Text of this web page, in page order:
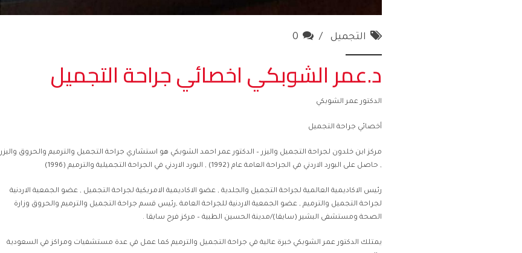
التجميل 0
د.عمر الشوبكي اخصائي جراحة التجميل
الدكتور عمر الشوبكي
أخصائي جراحة التجميل
مركز ابن خلدون لجراحة التجميل واليزر – الدكتور عمر احمد الشوبكي هو استشاري جراحة التجميل والترميم والحروق واليزر
, حاصل على البورد الاردني في الجراحة العامة عام (1992) , البورد الاردني في الجراحة التجميلية والترميم (1996)
رئيس الاكاديمية العالمية لجراحة التجميل والجلدية , عضو الاكاديمية الامريكية لجراحة التجميل , عضو الجمعية الاردنية
لجراحة التجميل والترميم , عضو الجمعية الاردنية للجراحة العامة ,رئيس قسم جراحة التجميل والترميم والحروق وزارة
الصحة ومستشفى البشير (سابقا)/مدينة الحسين الطبية – مركز فرح سابقا .
يمتلك الدكتور عمر الشوبكي خبرة عالية في جراحة التجميل والترميم كما عمل في عدة مستشفيات ومراكز في السعودية